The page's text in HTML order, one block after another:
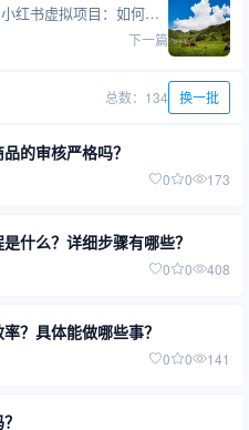
小红书虚拟项目：如何在小红书开店？需要什么资质？
下一篇
总数：134 换一批
的审核严格吗？
0 0 173
什么？详细步骤有哪些？
0 0 408
？具体能做哪些事？
0 0 141